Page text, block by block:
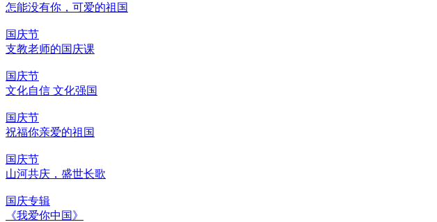
怎能没有你，可爱的祖国
国庆节
支教老师的国庆课
国庆节
文化自信 文化强国
国庆节
祝福你亲爱的祖国
国庆节
山河共庆，盛世长歌
国庆专辑
《我爱你中国》